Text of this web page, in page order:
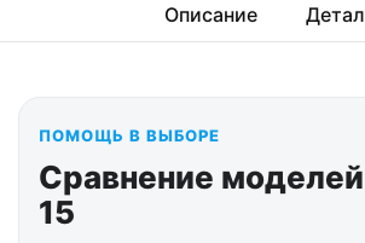
Описание
ПОМОЩЬ В ВЫБОРЕ
Сравнение
15